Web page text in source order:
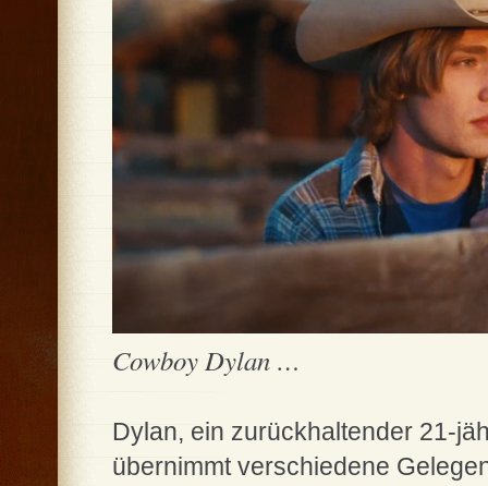
Cowboy Dylan …
Dylan, ein zurückhaltender 21-
übernimmt verschiedene